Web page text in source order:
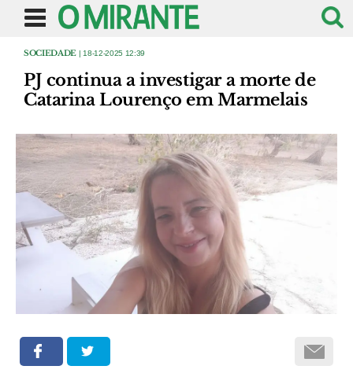
SOCIEDADE | 18-12-2025 12:39
PJ continua a investigar a morte de
Catarina Lourenço em Marmelais